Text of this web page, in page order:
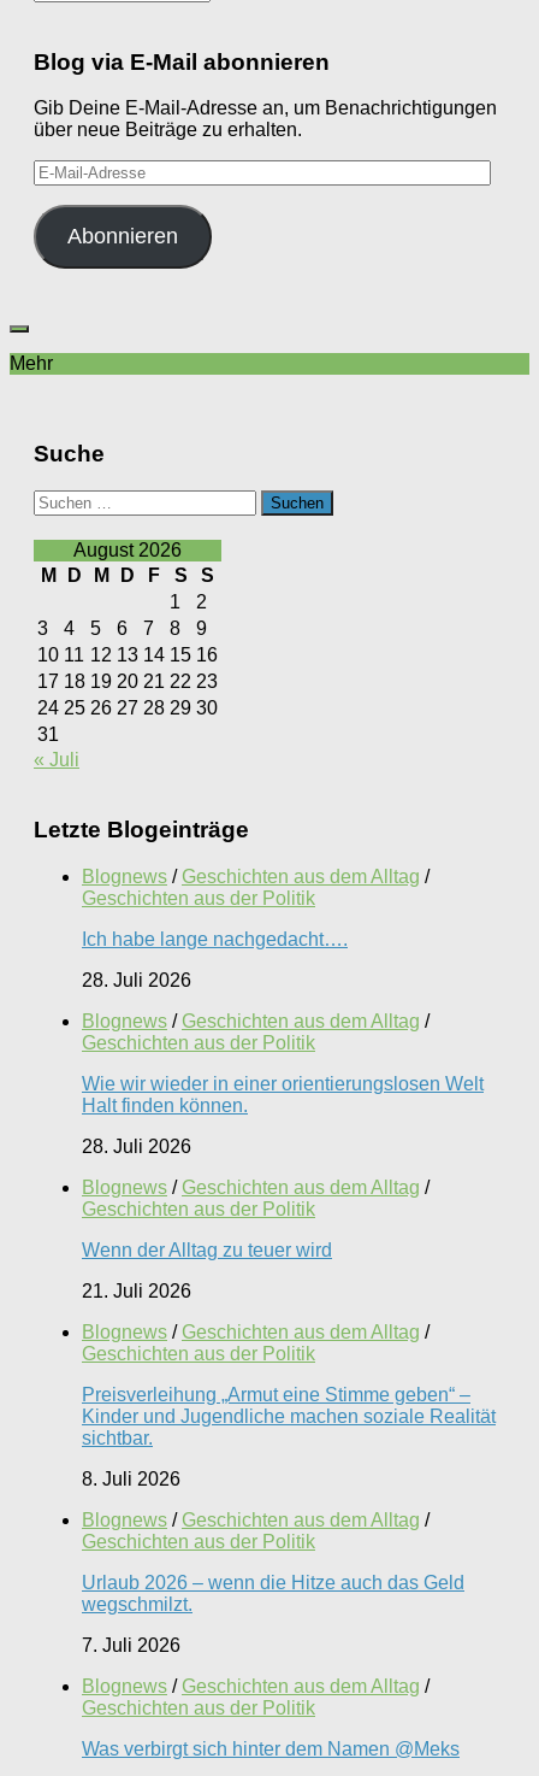
Blog via E-Mail abonnieren
Gib Deine E-Mail-Adresse an, um Benachrichtigungen
über neue Beiträge zu erhalten.
E-
Mail-
Adresse
Abonnieren
Mehr
Suche
Suchen
nach:
August 2026
M
D M D F S
S
1
2
3
4 5 6 7 8
9
10 11 12 13 14 15 16
17 18 19 20 21 22 23
24 25 26 27 28 29 30
31
« Juli
Letzte Blogeinträge
Blognews / Geschichten aus dem Alltag /
Geschichten aus der Politik
Ich habe lange nachgedacht….
28. Juli 2026
Blognews / Geschichten aus dem Alltag /
Geschichten aus der Politik
Wie wir wieder in einer orientierungslosen Welt
Halt finden können.
28. Juli 2026
Blognews / Geschichten aus dem Alltag /
Geschichten aus der Politik
Wenn der Alltag zu teuer wird
21. Juli 2026
Blognews / Geschichten aus dem Alltag /
Geschichten aus der Politik
Preisverleihung „Armut eine Stimme geben“ –
Kinder und Jugendliche machen soziale Realität
sichtbar.
8. Juli 2026
Blognews / Geschichten aus dem Alltag /
Geschichten aus der Politik
Urlaub 2026 – wenn die Hitze auch das Geld
wegschmilzt.
7. Juli 2026
Blognews / Geschichten aus dem Alltag /
Geschichten aus der Politik
Was verbirgt sich hinter dem Namen @Meks